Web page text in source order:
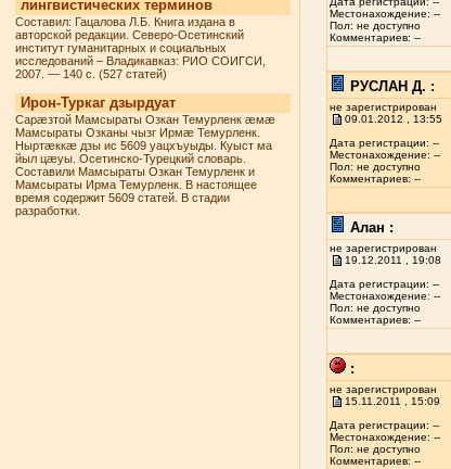
лингвистических терминов
Составил: Гацалова Л.Б. Книга издана в
авторской редакции. Северо-Осетинский
институт гуманитарных и социальных
исследований – Владикавказ: РИО СОИГСИ,
2007. — 140 с. (527 статей)
Ирон-Туркаг дзырдуат
Сарæзтой Мамсыраты Озкан Темурленк æмæ
Мамсыраты Озканы чызг Ирмæ Темурленк.
Ныртæккæ дзы ис 5609 уацхъуыды. Куыст ма
йыл цæуы. Осетинско-Турецкий словарь.
Составили Мамсыраты Озкан Темурленк и
Мамсыраты Ирма Темурленк. В настоящее
время содержит 5609 статей. В стадии
разработки.
Местонахождение: --
Пол: не доступно
Комментариев: --
РУСЛАН Д. :
не зарегистрирован
09.01.2012 , 13:55
Дата регистрации: --
Местонахождение: --
Пол: не доступно
Комментариев: --
Алан :
не зарегистрирован
19.12.2011 , 19:08
Дата регистрации: --
Местонахождение: --
Пол: не доступно
Комментариев: --
:
не зарегистрирован
15.11.2011 , 15:09
Дата регистрации: --
Местонахождение: --
Пол: не доступно
Комментариев: --